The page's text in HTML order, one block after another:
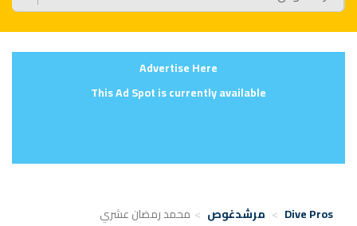
Advertise Here
This Ad Spot is currently available
Dive Pros مرشدغوص
محمد رمضان عشري